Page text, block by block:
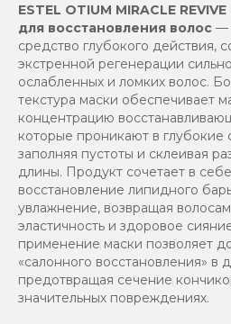
ESTEL OTIUM MIRACLE
для восстановления волос —
средство глубокого действия,
экстренной регенерации
ослабленных и ломких волос.
текстура маски обеспечивает
концентрацию
которые проникают в глубокие
заполняя пустоты и склеивая
длины. Продукт сочетает в
восстановление липидного
увлажнение, возвращая волосам
эластичность и здоровое
применение маски позволяет
«салонного восстановления» в
предотвращая сечение
значительных повреждениях.